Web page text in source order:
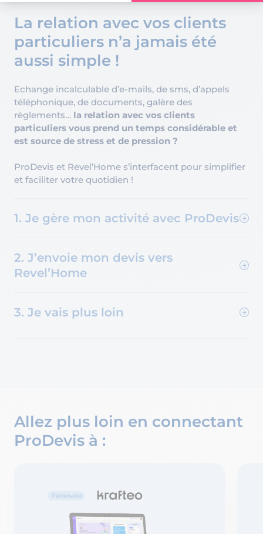
La relation avec vos clients
particuliers n’a jamais été
aussi simple !
Echange incalculable d’e-mails, de sms, d’appels
téléphonique, de documents, galère des
règlements… la relation avec vos clients
particuliers vous prend un temps considérable et
est source de stress et de pression ?
ProDevis et Revel’Home s’interfacent pour simplifier
et faciliter votre quotidien !
1. Je gère mon activité avec ProDevis
2. J’envoie mon devis vers
Revel’Home
3. Je vais plus loin
Allez plus loin en connectant
ProDevis à :